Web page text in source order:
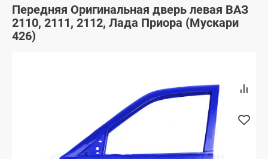
Передняя Оригинальная дверь левая ВАЗ
2110, 2111, 2112, Лада Приора (Мускари
426)